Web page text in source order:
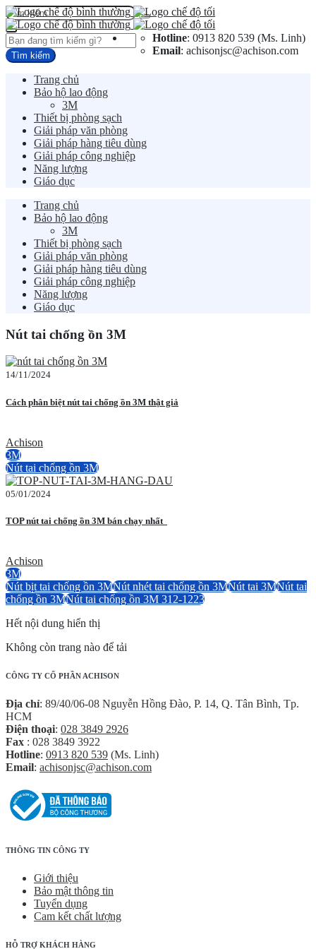
Hotline: 0913 820 539 (Ms. Linh)
Email: achisonjsc@achison.com
Trang chủ
Bảo hộ lao động
3M
Thiết bị phòng sạch
Giải pháp văn phòng
Giải pháp hàng tiêu dùng
Giải pháp công nghiệp
Năng lượng
Giáo dục
Trang chủ
Bảo hộ lao động
3M
Thiết bị phòng sạch
Giải pháp văn phòng
Giải pháp hàng tiêu dùng
Giải pháp công nghiệp
Năng lượng
Giáo dục
Nút tai chống ồn 3M
14/11/2024
Cách phân biệt nút tai chống ồn 3M thật giả
Achison
3M
Nút tai chống ồn 3M
05/01/2024
TOP nút tai chống ồn 3M bán chạy nhất
Achison
3M
Nút bịt tai chống ồn 3MNút nhét tai chống ồn 3MNút tai 3MNút tai
chống ồn 3MNút tai chống ồn 3M 312-1223
Hết nội dung hiển thị
Không còn trang nào để tải
CÔNG TY CỔ PHẦN ACHISON
Địa chỉ: 89/40/06-08 Nguyễn Hồng Đào, P. 14, Q. Tân Bình, Tp.
HCM
Điện thoại: 028 3849 2926
Fax : 028 3849 3922
Hotline: 0913 820 539 (Ms. Linh)
Email: achisonjsc@achison.com
THÔNG TIN CÔNG TY
Giới thiệu
Bảo mật thông tin
Tuyển dụng
Cam kết chất lượng
HỖ TRỢ KHÁCH HÀNG